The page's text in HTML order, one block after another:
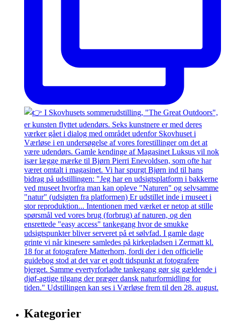
Kategorier